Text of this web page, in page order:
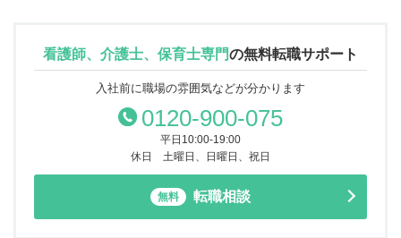
看護師、介護士、保育士専門の無料転職サポート
入社前に職場の雰囲気などが分かります
0120-900-075
平日10:00-19:00
休日 土曜日、日曜日、祝日
無料 転職相談